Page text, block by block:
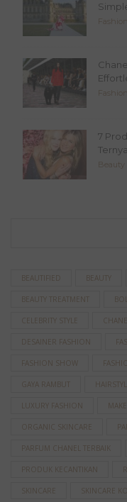
Fashion
Fashion
7
Beauty
BEAUTIFIED BEAUTY
BEAUTY TREATMENT
CELEBRITY STYLE
DESAINER FASHION
FASHION SHOW
GAYA RAMBUT
LUXURY FASHION
ORGANIC SKINCARE
PARFUM CHANEL TERBAIK
PRODUK KECANTIKAN
SKINCARE SKINCARE